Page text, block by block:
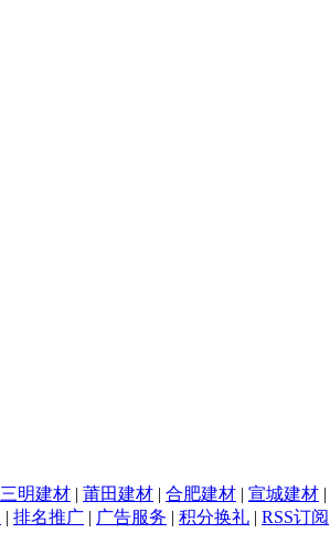
三明建材 | 莆田建材 | 合肥建材 | 宣城建材 |
| 排名推广 | 广告服务 | 积分换礼 | RSS订阅